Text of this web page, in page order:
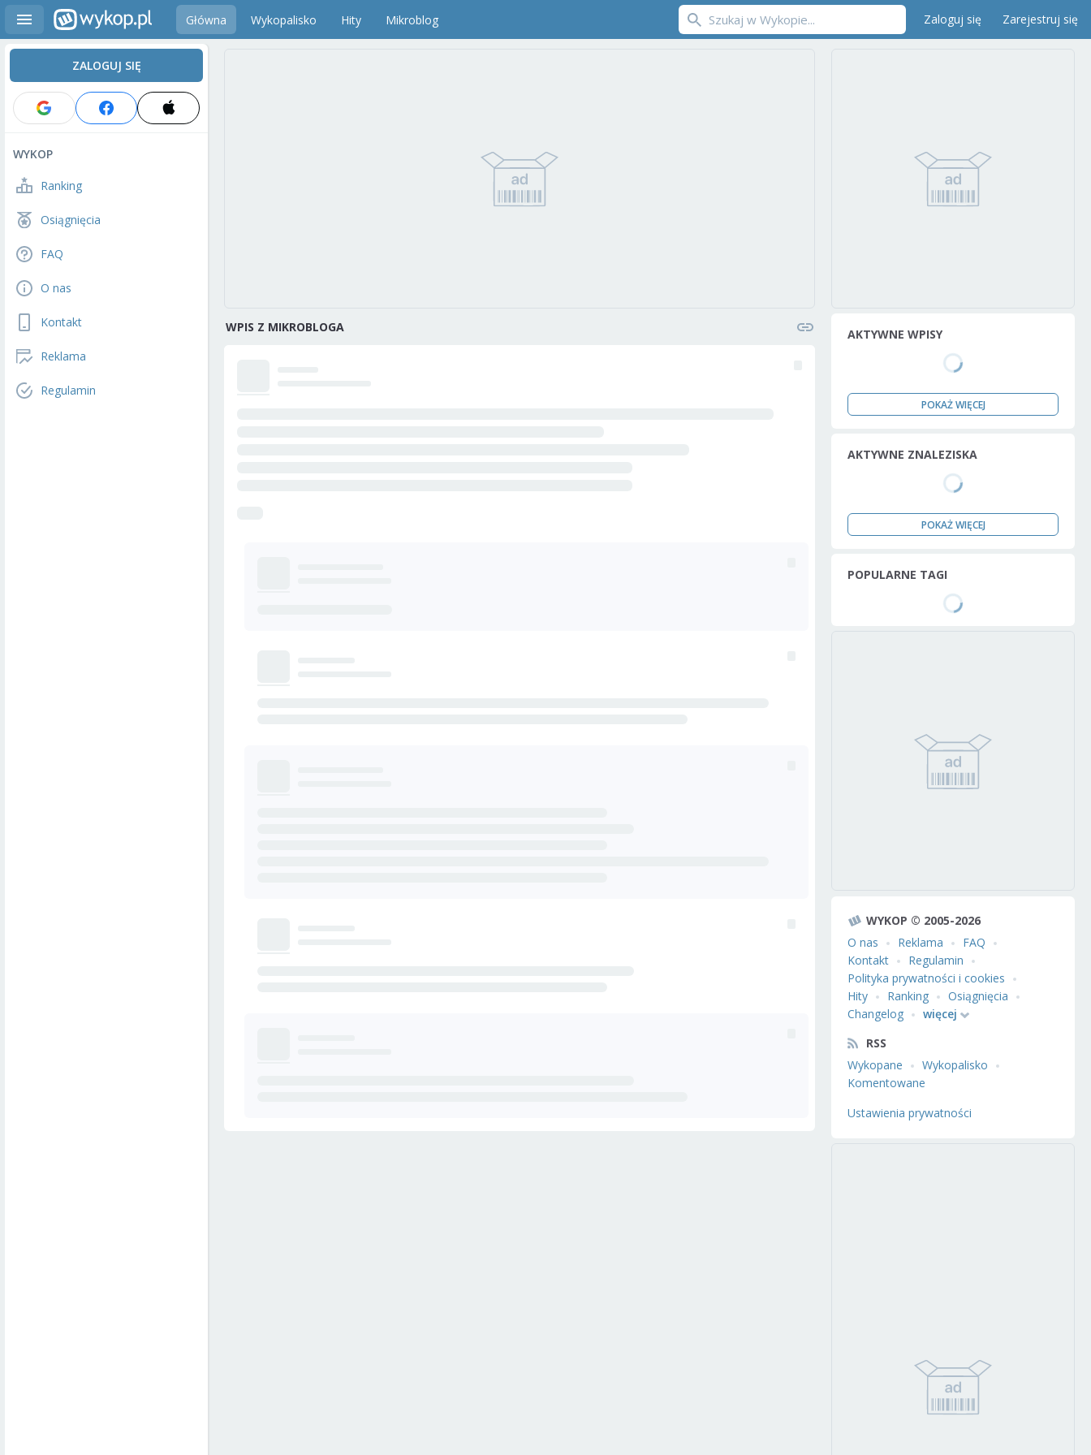
Główna Wykopalisko Hity Mikroblog Zaloguj się Zarejestruj się
ZALOGUJ SIĘ
WYKOP
Ranking
Osiągnięcia
FAQ
O nas
Kontakt
Reklama
Regulamin
WPIS Z MIKROBLOGA AKTYWNE WPISY
POKAŻ WIĘCEJ
AKTYWNE ZNALEZISKA
POKAŻ WIĘCEJ
POPULARNE TAGI
WYKOP © 2005-2026
O nas
Reklama
FAQ
Kontakt
Regulamin
Polityka prywatności i cookies
Hity
Ranking
Osiągnięcia
Changelog
więcej
RSS
Wykopane
Wykopalisko
Komentowane
Ustawienia prywatności